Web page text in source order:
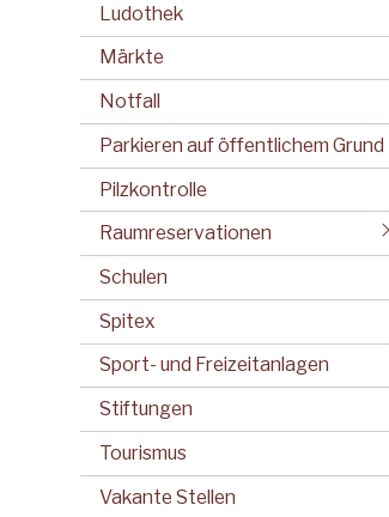
Ludothek
Märkte
Notfall
Parkieren auf öffentlichem Grund
Pilzkontrolle
Raumreservationen
Schulen
Spitex
Sport- und Freizeitanlagen
Stiftungen
Tourismus
Vakante Stellen